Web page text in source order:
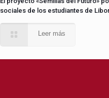
sociales de los estudiantes de
Leer más